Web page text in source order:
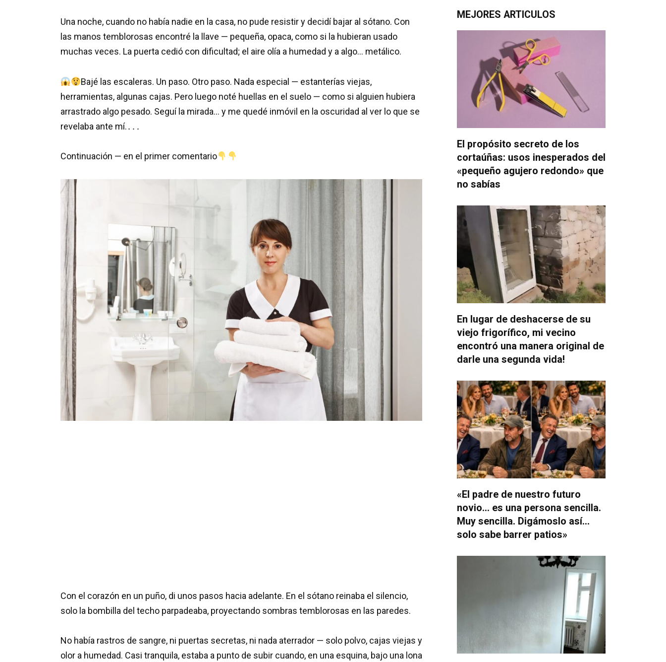
Una noche, cuando no había nadie en la casa, no pude resistir y decidí bajar al sótano. Con
las manos temblorosas encontré la llave — pequeña, opaca, como si la hubieran usado
muchas veces. La puerta cedió con dificultad; el aire olía a humedad y a algo… metálico.
Bajé las escaleras. Un paso. Otro paso. Nada especial — estanterías viejas,
herramientas, algunas cajas. Pero luego noté huellas en el suelo — como si alguien hubiera
arrastrado algo pesado. Seguí la mirada… y me quedé inmóvil en la oscuridad al ver lo que se
revelaba ante mí.․․․
Continuación — en el primer comentario
Con el corazón en un puño, di unos pasos hacia adelante. En el sótano reinaba el silencio,
solo la bombilla del techo parpadeaba, proyectando sombras temblorosas en las paredes.
No había rastros de sangre, ni puertas secretas, ni nada aterrador — solo polvo, cajas viejas y
olor a humedad. Casi tranquila, estaba a punto de subir cuando, en una esquina, bajo una lona
MEJORES ARTICULOS
El propósito secreto de los
cortaúñas: usos inesperados del
«pequeño agujero redondo» que
no sabías
En lugar de deshacerse de su
viejo frigorífico, mi vecino
encontró una manera original de
darle una segunda vida!
«El padre de nuestro futuro
novio… es una persona sencilla.
Muy sencilla. Digámoslo así…
solo sabe barrer patios»